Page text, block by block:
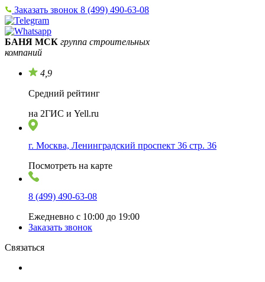
Заказать звонок 8 (499) 490-63-08
БАНЯ МСК группа строительных
компаний
4,9
Средний рейтинг
на 2ГИС и Yell.ru
г. Москва, Ленинградский проспект 36 стр. 36
Посмотреть на карте
8 (499) 490-63-08
Ежедневно с 10:00 до 19:00
Заказать звонок
Связаться